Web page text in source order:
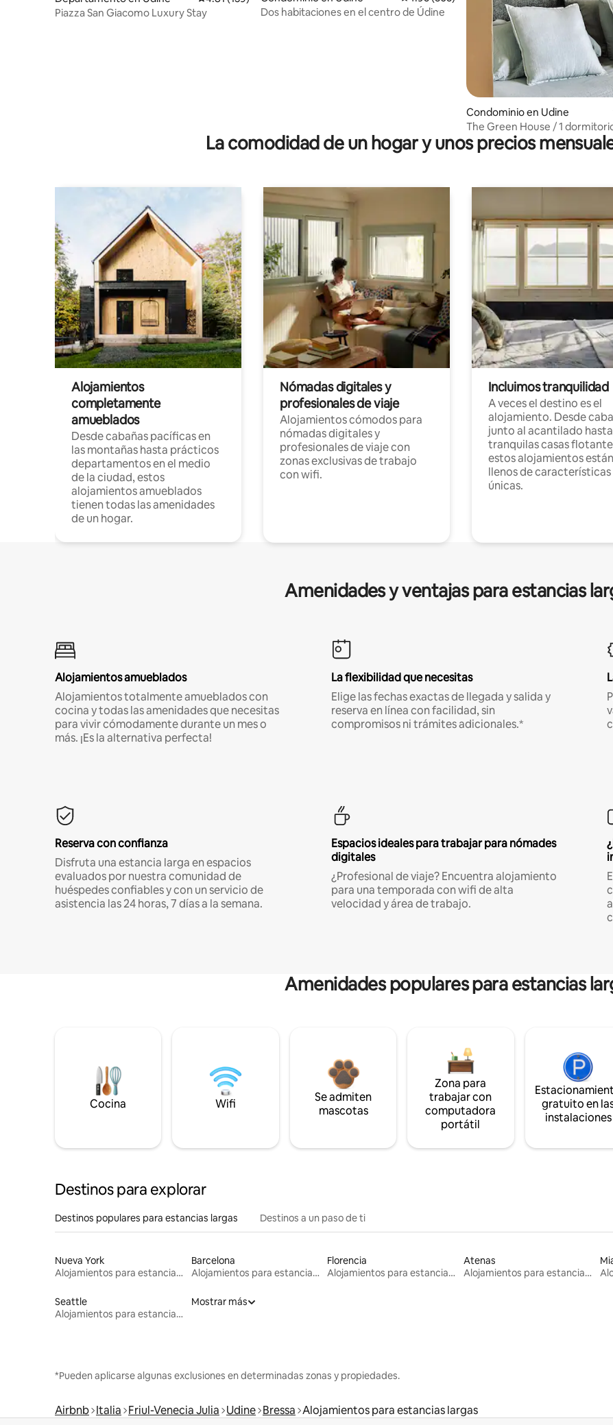
Piazza San Giacomo Luxury Stay
Dos habitaciones en el centro de Údine
Condominio en Udine
The Green House / 1
reformado
La comodidad de un hogar y unos precios
Alojamientos
completamente
amueblados
Desde cabañas pacíficas en
las montañas hasta prácticos
departamentos en el medio
de la ciudad, estos
alojamientos amueblados
tienen todas las amenidades
de un hogar.
Nómadas digitales y
profesionales de viaje
Alojamientos cómodos para
nómadas digitales y
profesionales de viaje con
zonas exclusivas de trabajo
con wifi.
Incluimos tranquilidad
A veces el destino es el
alojamiento. Desde
junto al acantilado hasta
tranquilas casas
estos alojamientos están
llenos de características
únicas.
Amenidades y ventajas para estancias
Alojamientos amueblados
Alojamientos totalmente amueblados con
cocina y todas las amenidades que necesitas
para vivir cómodamente durante un mes o
más. ¡Es la alternativa perfecta!
La flexibilidad que necesitas
Elige las fechas exactas de llegada y salida y
reserva en línea con facilidad, sin
compromisos ni trámites adicionales.*
Reserva con confianza
Disfruta una estancia larga en espacios
evaluados por nuestra comunidad de
huéspedes confiables y con un servicio de
asistencia las 24 horas, 7 días a la semana.
Espacios ideales para trabajar para nómades
digitales
¿Profesional de viaje? Encuentra alojamiento
para una temporada con wifi de alta
velocidad y área de trabajo.
Amenidades populares para estancias
Cocina Wifi
Se admiten
mascotas
Zona para
trabajar con
computadora
portátil
gratuito en
instalaciones
Destinos para explorar
Destinos populares para estancias largas Destinos a un paso de ti
Nueva York
Alojamientos para estancias largas
Barcelona
Alojamientos para estancias largas
Florencia
Alojamientos para estancias largas
Atenas
Alojamientos para estancias largas
Seattle
Alojamientos para estancias largas
Mostrar más
*Pueden aplicarse algunas exclusiones en determinadas zonas y propiedades.
Airbnb Italia Friul-Venecia Julia Udine Bressa Alojamientos para estancias largas